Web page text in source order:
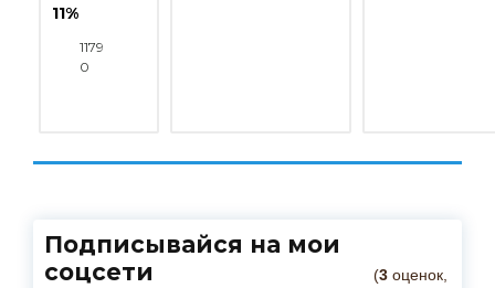
(3 оценок,
11%
1179
0
Подписывайся на мои
соцсети